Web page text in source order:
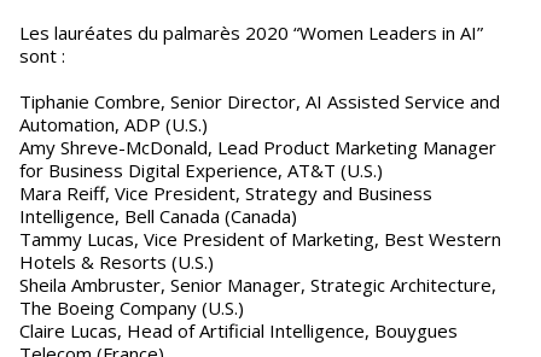
Les lauréates du palmarès 2020 “Women Leaders in AI”
sont :
Tiphanie Combre, Senior Director, AI Assisted Service and
Automation, ADP (U.S.)
Amy Shreve-McDonald, Lead Product Marketing Manager
for Business Digital Experience, AT&T (U.S.)
Mara Reiff, Vice President, Strategy and Business
Intelligence, Bell Canada (Canada)
Tammy Lucas, Vice President of Marketing, Best Western
Hotels & Resorts (U.S.)
Sheila Ambruster, Senior Manager, Strategic Architecture,
The Boeing Company (U.S.)
Claire Lucas, Head of Artificial Intelligence, Bouygues